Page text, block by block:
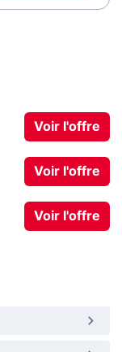
Voir l'offre
Voir l'offre
Voir l'offre